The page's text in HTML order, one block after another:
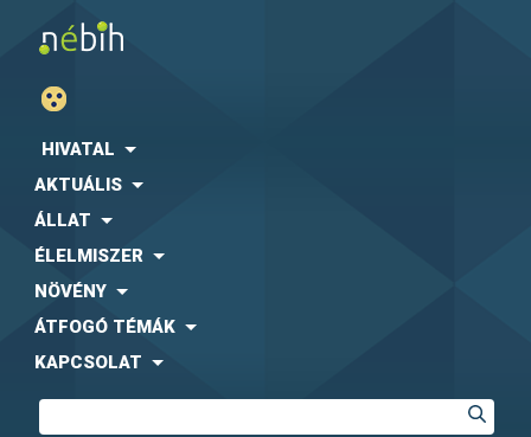
HIVATAL
AKTUÁLIS
ÁLLAT
ÉLELMISZER
NÖVÉNY
ÁTFOGÓ TÉMÁK
KAPCSOLAT